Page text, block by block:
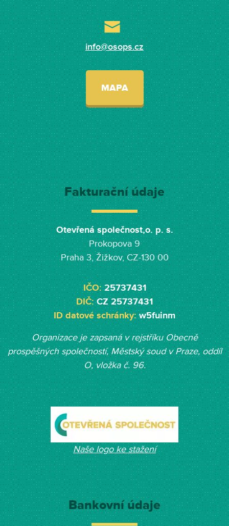
info@osops.cz
MAPA
Fakturační údaje
Otevřená společnost,o. p. s.
Prokopova 9
Praha 3, Žižkov, CZ-130 00
IČO:25737431
DIČ:CZ 25737431
ID datové schránky:w5fuinm
Organizace je zapsaná v rejstříku Obecně
prospěšných společností, Městský soud v Praze, oddíl
O, vložka č. 96.
Naše logo ke stažení
Bankovní údaje